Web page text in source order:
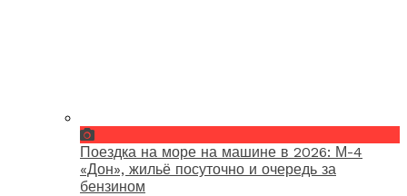
Поездка на море на машине в 2026: М-4
«Дон», жильё посуточно и очередь за
бензином